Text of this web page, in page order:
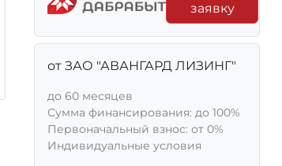
заявку
от ЗАО "АВАНГАРД ЛИЗИНГ"
до 60 месяцев
Сумма финансирования: до 100%
Первоначальный взнос: от 0%
Индивидуальные условия